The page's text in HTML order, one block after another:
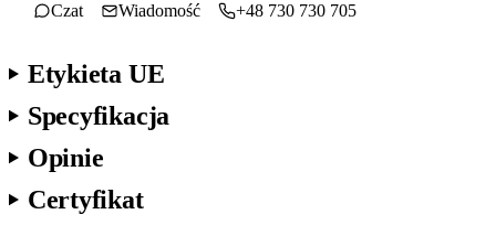
Czat
Wiadomość +48 730 730 705
Etykieta UE
Specyfikacja
Opinie
Certyfikat